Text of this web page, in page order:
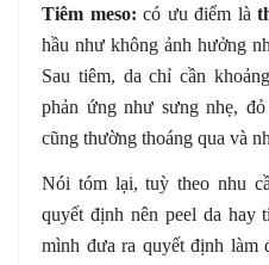
Tiêm meso: có ưu điểm là
hầu như không ảnh hưởng
Sau tiêm, da chỉ cần khoảng
phản ứng như sưng nhẹ,
cũng thường thoáng qua và
Nói tóm lại, tuỳ theo nhu
quyết định nên peel da hay
mình đưa ra quyết định làm